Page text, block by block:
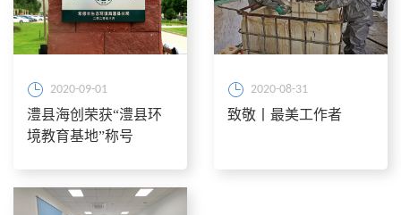
2020-09-01
澧县海创荣获“澧县环
境教育基地”称号
2020-08-31
致敬丨最美工作者